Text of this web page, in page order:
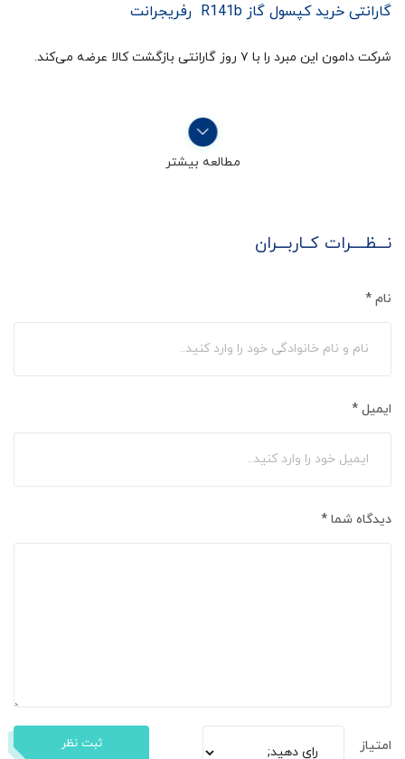
گارانتی خرید کپسول گاز R141b رفریجرانت
شرکت دامون این مبرد را با ۷ روز گارانتی بازگشت کالا عرضه می‌کند.
مطالعه بیشتر
نـــظــــرات کــاربـــران
نام *
ایمیل *
دیدگاه شما *
امتیاز
ثبت نظر